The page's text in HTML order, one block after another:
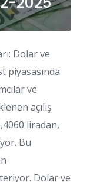
Dolar ve
piyasasında
ve
açılış
liradan,
Bu
Dolar ve